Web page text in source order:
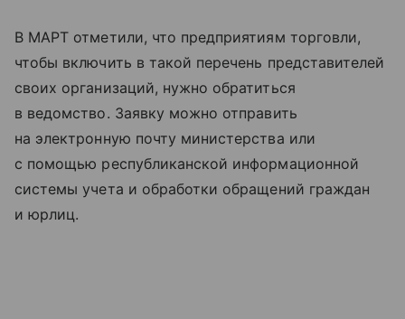
В МАРТ отметили, что предприятиям торговли,
чтобы включить в такой перечень представителей
своих организаций, нужно обратиться
в ведомство. Заявку можно отправить
на электронную почту министерства или
с помощью республиканской информационной
системы учета и обработки обращений граждан
и юрлиц.